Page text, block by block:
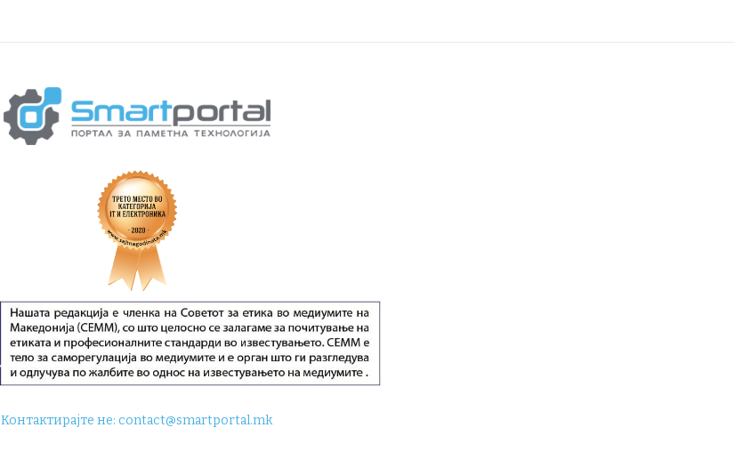
Контактирајте не:contact@smartportal.mk